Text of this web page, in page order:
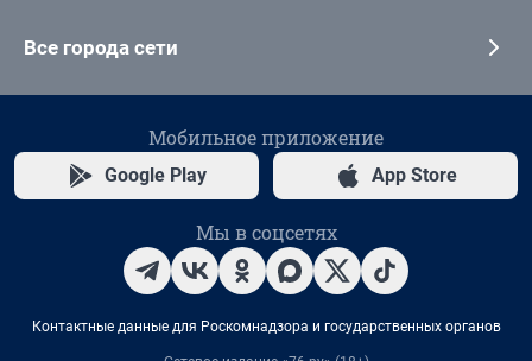
Все города сети
Мобильное приложение
Google Play App Store
Мы в соцсетях
Контактные данные для Роскомнадзора и государственных органов